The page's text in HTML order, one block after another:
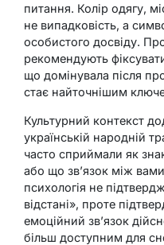
питання. Колір одягу,
не випадковість, а
особистого досвіду.
рекомендують
що домінувала після
стає найточнішим
Культурний контекст
українській народній
часто сприймали як
або що зв’язок між
психологія не
відстані», проте
емоційний зв’язок
більш доступним для